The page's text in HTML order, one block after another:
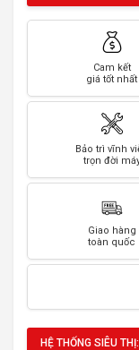
Cam kết
giá tốt nhất
Bảo trì vĩnh
trọn đời
Giao hàng
toàn quốc
HỆ THỐNG SIÊU THỊ: